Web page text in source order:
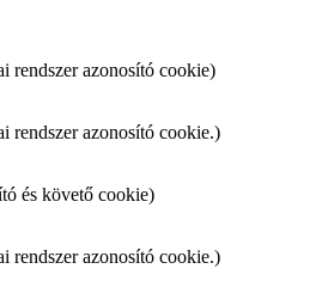
rendszer azonosító cookie)
rendszer azonosító cookie.)
és követő cookie)
rendszer azonosító cookie.)